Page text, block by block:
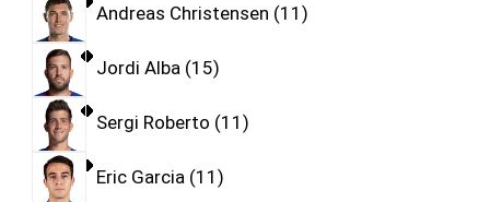
Andreas Christensen 11
Jordi Alba 15
Sergi Roberto 11
Eric Garcia 11